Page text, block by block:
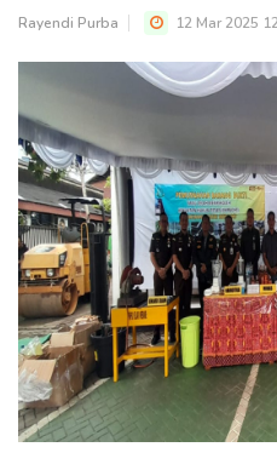
Rayendi Purba 12 Mar 2025